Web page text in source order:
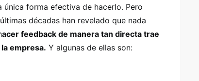
única forma efectiva de hacerlo. Pero
décadas han revelado que nada
acer feedback de manera tan directa trae
empresa. Y algunas de ellas son: